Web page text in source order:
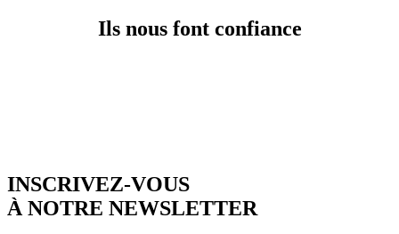
Ils nous font confiance
INSCRIVEZ-VOUS
À NOTRE NEWSLETTER